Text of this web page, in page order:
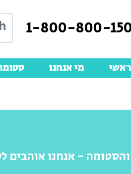
1-800-800-
ראשי מי אנחנו
- אנחנו אוהבים